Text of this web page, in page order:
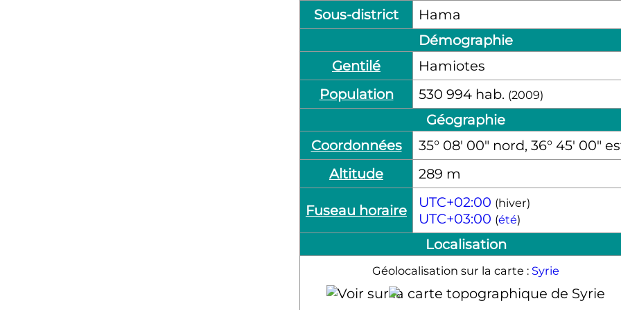
Sous-district
Hama
Démographie
Gentilé
Hamiotes
Population
530 994 hab. (2009)
Géographie
Coordonnées
35° 08′ 00″ nord, 36° 45′ 00″
Altitude
289 m
Fuseau horaire UTC+02:00 (hiver)
UTC+03:00 (été)
Localisation
Géolocalisation sur la carte : Syrie
Hama